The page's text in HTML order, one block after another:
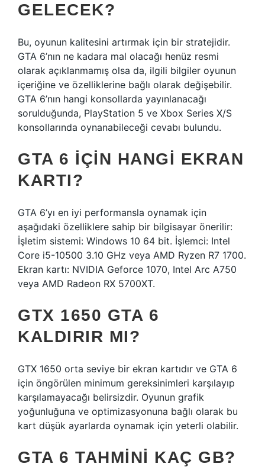
GELECEK?
Bu, oyunun kalitesini artırmak için bir stratejidir.
GTA 6’nın ne kadara mal olacağı henüz resmi
olarak açıklanmamış olsa da, ilgili bilgiler oyunun
içeriğine ve özelliklerine bağlı olarak değişebilir.
GTA 6’nın hangi konsollarda yayınlanacağı
sorulduğunda, PlayStation 5 ve Xbox Series X/S
konsollarında oynanabileceği cevabı bulundu.
GTA 6 IÇIN HANGI EKRAN
KARTI?
GTA 6’yı en iyi performansla oynamak için
aşağıdaki özelliklere sahip bir bilgisayar önerilir:
İşletim sistemi: Windows 10 64 bit. İşlemci: Intel
Core i5-10500 3.10 GHz veya AMD Ryzen R7 1700.
Ekran kartı: NVIDIA Geforce 1070, Intel Arc A750
veya AMD Radeon RX 5700XT.
GTX 1650 GTA 6
KALDIRIR MI?
GTX 1650 orta seviye bir ekran kartıdır ve GTA 6
için öngörülen minimum gereksinimleri karşılayıp
karşılamayacağı belirsizdir. Oyunun grafik
yoğunluğuna ve optimizasyonuna bağlı olarak bu
kart düşük ayarlarda oynamak için yeterli olabilir.
GTA 6 TAHMINI KAÇ GB?